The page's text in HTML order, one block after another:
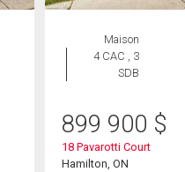
Maison
4 CAC , 3
SDB
899 900 $
18 Pavarotti Court
Hamilton, ON